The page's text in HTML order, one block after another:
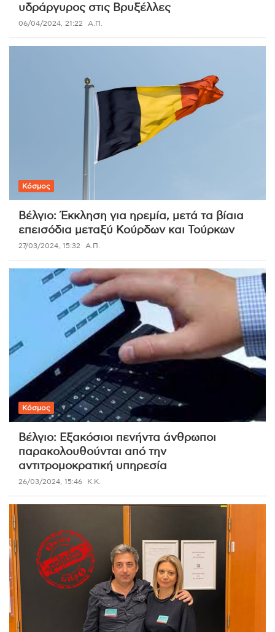
υδράργυρος στις Βρυξέλλες
06/04/2024, 21:22 Α.Π.
Κόσμος
Βέλγιο: Έκκληση για ηρεμία, μετά τα βίαια
επεισόδια μεταξύ Κούρδων και Τούρκων
27/03/2024, 15:32 Α.Π.
Κόσμος
Βέλγιο: Εξακόσιοι πενήντα άνθρωποι
παρακολουθούνται από την
αντιτρομοκρατική υπηρεσία
26/03/2024, 15:46 K.K.